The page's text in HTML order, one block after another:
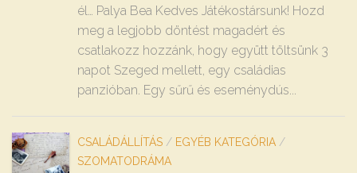
él… Palya Bea Kedves Játékostársunk! Hozd
meg a legjobb döntést magadért és
csatlakozz hozzánk, hogy együtt töltsünk 3
napot Szeged mellett, egy családias
panzióban. Egy sűrű és eseménydús...
CSALÁDÁLLÍTÁS / EGYÉB KATEGÓRIA /
SZOMATODRÁMA